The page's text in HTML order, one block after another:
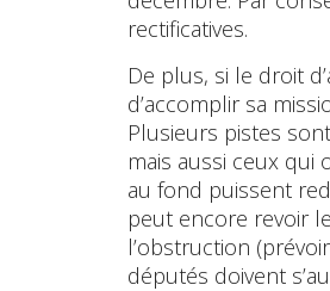
rectificatives.
De plus, si le droit
d’accomplir sa
Plusieurs pistes
mais aussi ceux qui
au fond puissent
peut encore revoir
l’obstruction
députés doivent